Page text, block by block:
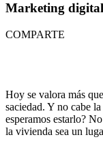
Marketing
COMPARTE
Hoy se valora más
saciedad. Y no cabe
esperamos estarlo?
la vivienda sea un